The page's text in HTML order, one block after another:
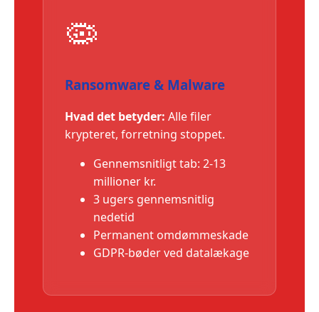
🦠
Ransomware & Malware
Hvad det betyder: Alle filer
krypteret, forretning stoppet.
Gennemsnitligt tab: 2-13
millioner kr.
3 ugers gennemsnitlig
nedetid
Permanent omdømmeskade
GDPR-bøder ved datalækage